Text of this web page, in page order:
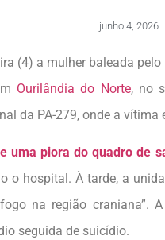
junho 4, 2026
(4) a mulher baleada
Ourilândia do Norte, no
da PA-279, onde a vítima
uma piora do quadro de
o hospital. À tarde, a
na região craniana”.
seguida de suicídio.